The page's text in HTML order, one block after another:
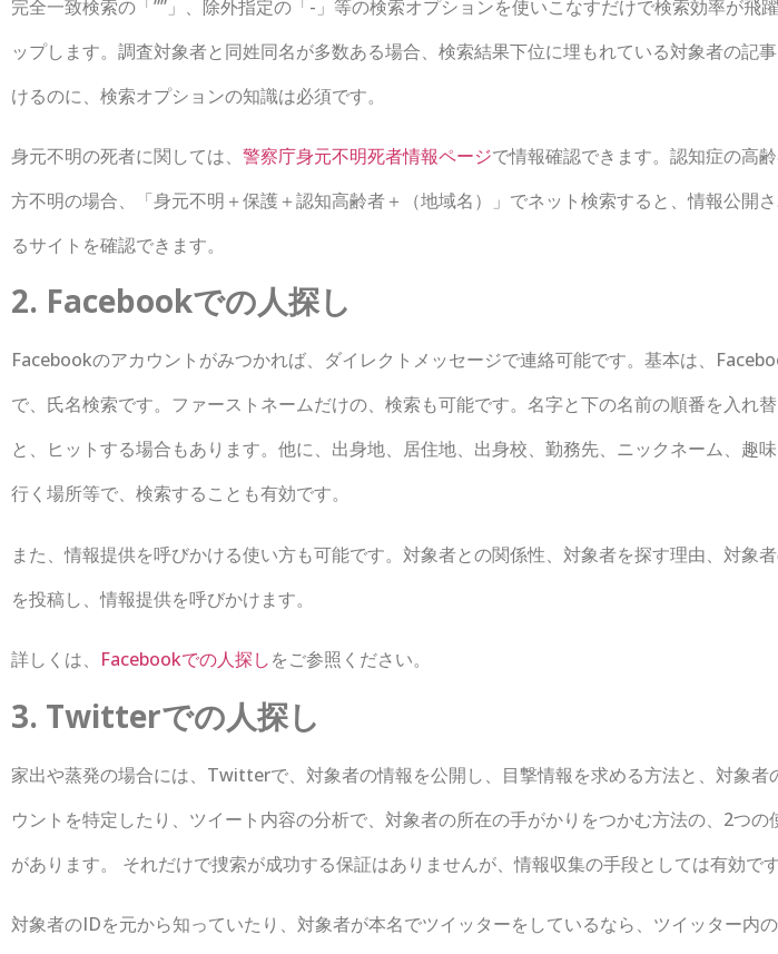
完全一致検索の「””」、除外指定の「-」等の検索オプションを使いこなすだけで検索効率が飛
ップします。調査対象者と同姓同名が多数ある場合、検索結果下位に埋もれている対象者の記
けるのに、検索オプションの知識は必須です。
身元不明の死者に関しては、 警察庁身元不明死者情報ページで情報確認できます。認知症の高
方不明の場合、「身元不明＋保護＋認知高齢者＋（地域名）」でネット検索すると、情報公開
るサイトを確認できます。
2. Facebookでの人探し
Facebookのアカウントがみつかれば、ダイレクトメッセージで連絡可能です。基本は、
で、氏名検索です。ファーストネームだけの、検索も可能です。名字と下の名前の順番を入れ
と、ヒットする場合もあります。他に、出身地、居住地、出身校、勤務先、ニックネーム、趣味
行く場所等で、検索することも有効です。
また、情報提供を呼びかける使い方も可能です。対象者との関係性、対象者を探す理由、対象
を投稿し、情報提供を呼びかけます。
詳しくは、 Facebookでの人探しをご参照ください。
3. Twitterでの人探し
家出や蒸発の場合には、Twitterで、対象者の情報を公開し、目撃情報を求める方法と、対象者
ウントを特定したり、ツイート内容の分析で、対象者の所在の手がかりをつかむ方法の、2つの
があります。 それだけで捜索が成功する保証はありませんが、情報収集の手段としては有効です
対象者のIDを元から知っていたり、対象者が本名でツイッターをしているなら、ツイッター内